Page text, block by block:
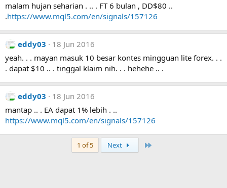
malam hujan seharian . .. . FT 6 bulan , DD$80 ..
.https://www.mql5.com/en/signals/157126
eddy03
18 Jun 2016
yeah. . . mayan masuk 10 besar kontes mingguan lite forex. . .
. dapat $10 .. . tinggal klaim nih. . . hehehe .. .
eddy03
18 Jun 2016
mantap .. . EA dapat 1% lebih . ..
https://www.mql5.com/en/signals/157126
1 of 5 Next